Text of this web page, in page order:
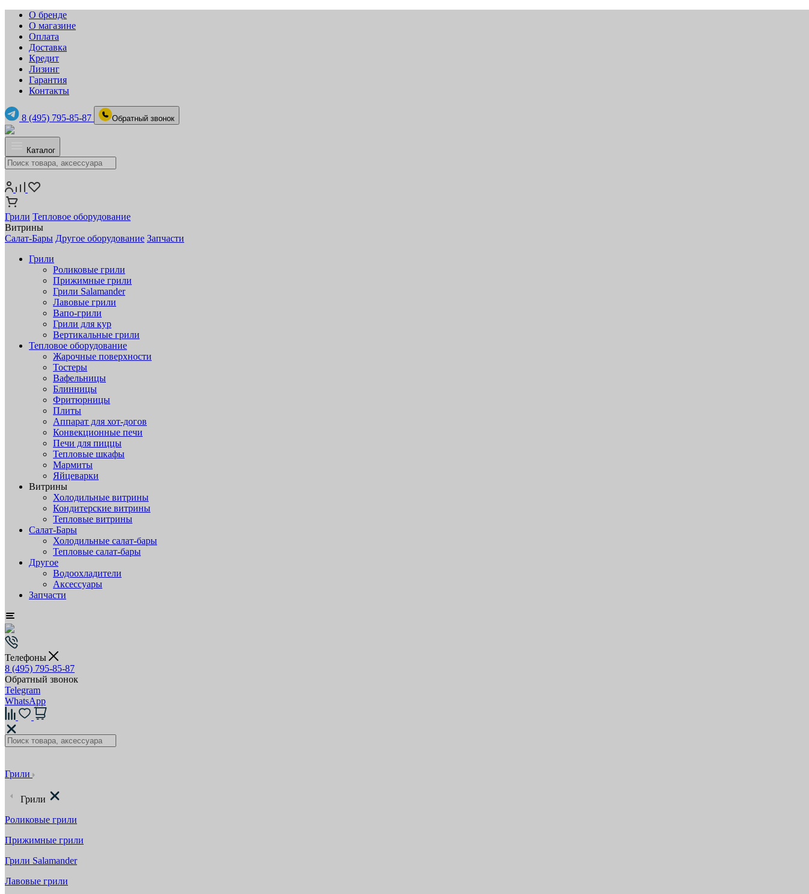
О бренде
О магазине
Оплата
Доставка
Кредит
Лизинг
Гарантия
Контакты
8 (495) 795-85-87 Обратный звонок
Каталог
Грили Тепловое оборудование
Витрины
Салат-Бары Другое оборудование Запчасти
Грили
Роликовые грили
Прижимные грили
Грили Salamander
Лавовые грили
Вапо-грили
Грили для кур
Вертикальные грили
Тепловое оборудование
Жарочные поверхности
Тостеры
Вафельницы
Блинницы
Фритюрницы
Плиты
Аппарат для хот-догов
Конвекционные печи
Печи для пиццы
Тепловые шкафы
Мармиты
Яйцеварки
Витрины
Холодильные витрины
Кондитерские витрины
Тепловые витрины
Салат-Бары
Холодильные салат-бары
Тепловые салат-бары
Другое
Водоохладители
Аксессуары
Запчасти
Телефоны
8 (495) 795-85-87
Обратный звонок
Telegram
WhatsApp
Грили
Грили
Роликовые грили
Прижимные грили
Грили Salamander
Лавовые грили